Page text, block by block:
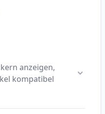
anzeigen,
kompatibel